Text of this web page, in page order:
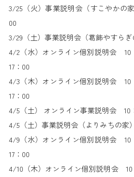
3/25（火）事業説明会（すこやかの
00
3/29（土）事業説明会（葛飾やすらぎ
4/2（水）オンライン個別説明会 10
17：00
4/3（木）オンライン個別説明会 10
17：00
4/5（土） オンライン事業説明会 10
4/5（土）事業説明会（よりみちの家
4/9（水）オンライン個別説明会 10
17：00
4/10（木）オンライン個別説明会 10